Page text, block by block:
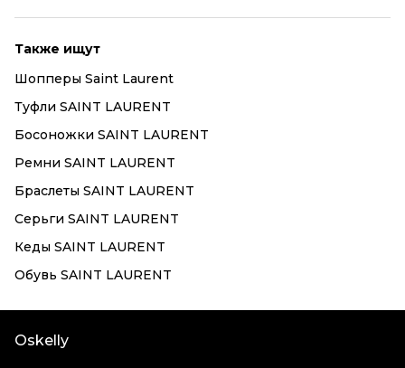
Также ищут
Шопперы Saint Laurent
Туфли SAINT LAURENT
Босоножки SAINT LAURENT
Ремни SAINT LAURENT
Браслеты SAINT LAURENT
Серьги SAINT LAURENT
Кеды SAINT LAURENT
Обувь SAINT LAURENT
Oskelly